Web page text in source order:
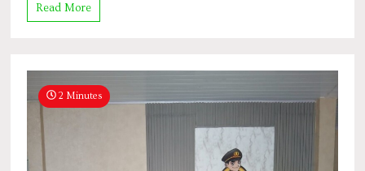
Read More
2 Minutes